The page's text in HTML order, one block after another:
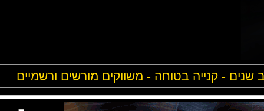
- קנייה בטוחה - משווקים מורשים ורשמיים